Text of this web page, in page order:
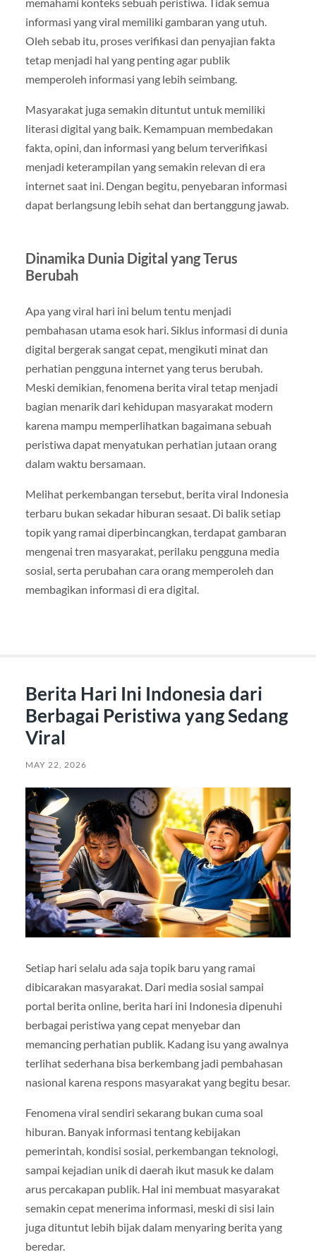
informasi yang viral memiliki gambaran yang utuh.
Oleh sebab itu, proses verifikasi dan penyajian fakta
tetap menjadi hal yang penting agar publik
memperoleh informasi yang lebih seimbang.
Masyarakat juga semakin dituntut untuk memiliki
literasi digital yang baik. Kemampuan membedakan
fakta, opini, dan informasi yang belum terverifikasi
menjadi keterampilan yang semakin relevan di era
internet saat ini. Dengan begitu, penyebaran informasi
dapat berlangsung lebih sehat dan bertanggung jawab.
Dinamika Dunia Digital yang Terus
Berubah
Apa yang viral hari ini belum tentu menjadi
pembahasan utama esok hari. Siklus informasi di dunia
digital bergerak sangat cepat, mengikuti minat dan
perhatian pengguna internet yang terus berubah.
Meski demikian, fenomena berita viral tetap menjadi
bagian menarik dari kehidupan masyarakat modern
karena mampu memperlihatkan bagaimana sebuah
peristiwa dapat menyatukan perhatian jutaan orang
dalam waktu bersamaan.
Melihat perkembangan tersebut, berita viral Indonesia
terbaru bukan sekadar hiburan sesaat. Di balik setiap
topik yang ramai diperbincangkan, terdapat gambaran
mengenai tren masyarakat, perilaku pengguna media
sosial, serta perubahan cara orang memperoleh dan
membagikan informasi di era digital.
Berita Hari Ini Indonesia dari
Berbagai Peristiwa yang Sedang
Viral
MAY 22, 2026
Setiap hari selalu ada saja topik baru yang ramai
dibicarakan masyarakat. Dari media sosial sampai
portal berita online, berita hari ini Indonesia dipenuhi
berbagai peristiwa yang cepat menyebar dan
memancing perhatian publik. Kadang isu yang awalnya
terlihat sederhana bisa berkembang jadi pembahasan
nasional karena respons masyarakat yang begitu besar.
Fenomena viral sendiri sekarang bukan cuma soal
hiburan. Banyak informasi tentang kebijakan
pemerintah, kondisi sosial, perkembangan teknologi,
sampai kejadian unik di daerah ikut masuk ke dalam
arus percakapan publik. Hal ini membuat masyarakat
semakin cepat menerima informasi, meski di sisi lain
juga dituntut lebih bijak dalam menyaring berita yang
beredar.